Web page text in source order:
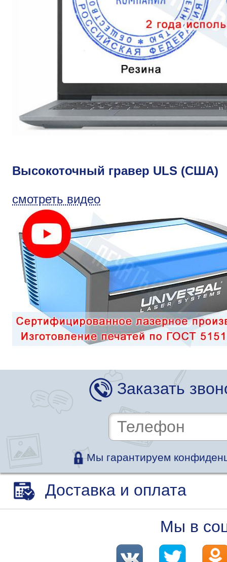
Высокоточный гравер ULS (США)
смотреть видео
Заказать
Мы гарантируем
Доставка и оплата
Мы в